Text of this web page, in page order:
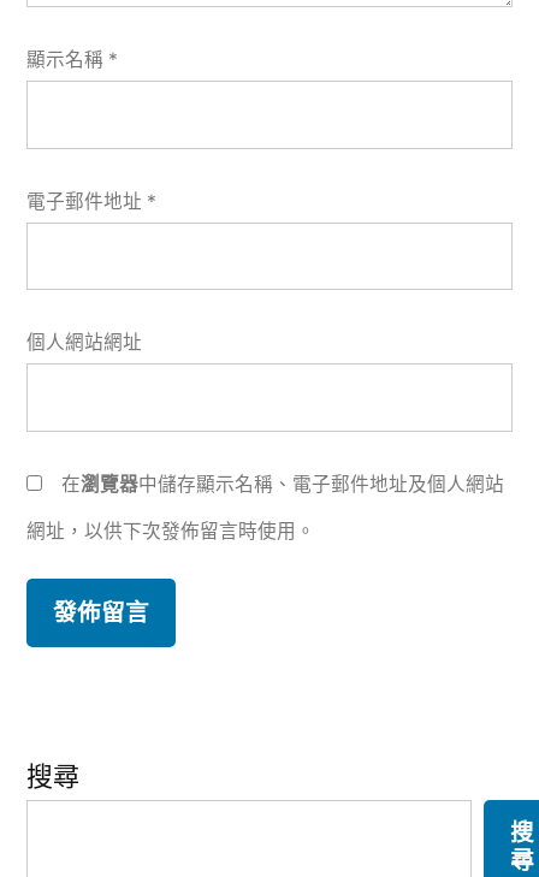
顯示名稱 *
電子郵件地址 *
個人網站網址
在瀏覽器中儲存顯示名稱、電子郵件地址及個人網站
網址，以供下次發佈留言時使用。
搜尋
搜
尋